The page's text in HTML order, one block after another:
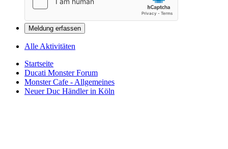
Meldung erfassen
Alle Aktivitäten
Startseite
Ducati Monster Forum
Monster Cafe - Allgemeines
Neuer Duc Händler in Köln